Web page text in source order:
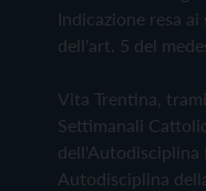
Indicazione resa
dell'art. 5 del
Vita Trentina,
Settimanali
dell'Autodisciplina
Autodisciplina